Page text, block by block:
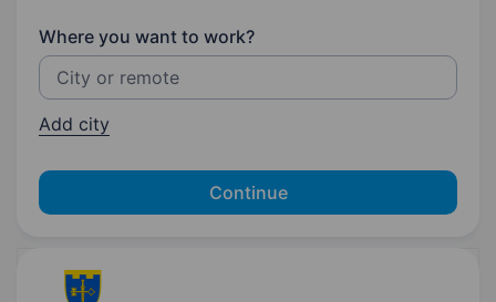
Where you want to work?
Add city
Continue